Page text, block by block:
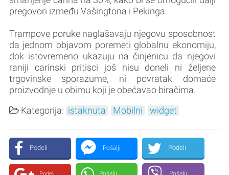
pregovori između Vašingtona i Pekinga.
Trampove poruke naglašavaju njegovu sposobnost
da jednom objavom poremeti globalnu ekonomiju,
dok istovremeno ukazuju na činjenicu da njegovi
raniji carinski pritisci još nisu doneli ni željene
trgovinske sporazume, ni povratak domaće
proizvodnje u obimu koji je obećavao biračima.
Kategorija: istaknuta Mobilni widget
Podeli Pošalji Podeli